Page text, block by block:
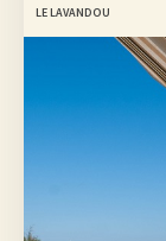
LE LAVANDOU